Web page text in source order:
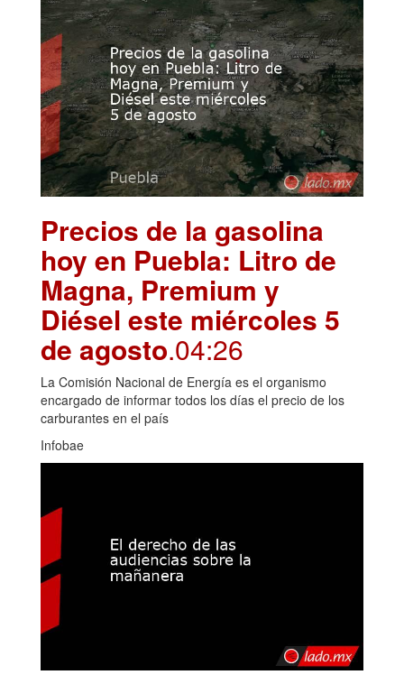
Precios de la gasolina
hoy en Puebla: Litro de
Magna, Premium y
Diésel este miércoles 5
de agosto.04:26
La Comisión Nacional de Energía es el organismo
encargado de informar todos los días el precio de los
carburantes en el país
Infobae